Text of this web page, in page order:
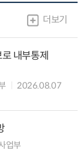
더보기
내부통제
2026.08.07
업부